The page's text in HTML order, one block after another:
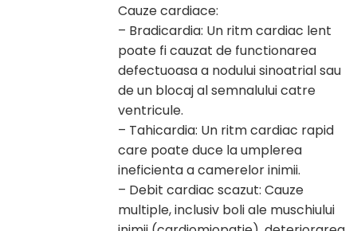
Cauze cardiace:
– Bradicardia: Un ritm cardiac lent
poate fi cauzat de functionarea
defectuoasa a nodului sinoatrial sau
de un blocaj al semnalului catre
ventricule.
– Tahicardia: Un ritm cardiac rapid
care poate duce la umplerea
ineficienta a camerelor inimii.
– Debit cardiac scazut: Cauze
multiple, inclusiv boli ale muschiului